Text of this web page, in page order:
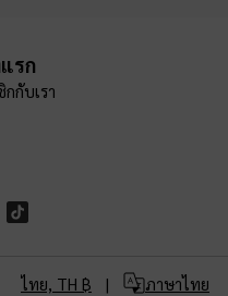
รก
กับเรา
ไทย, TH ฿ ภาษาไทย